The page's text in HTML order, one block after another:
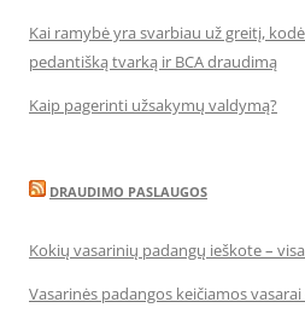
Kai ramybė yra svarbiau už greitį,
pedantišką tvarką ir BCA draudimą
Kaip pagerinti užsakymų valdymą?
DRAUDIMO PASLAUGOS
Kokių vasarinių padangų ieškote –
Vasarinės padangos keičiamos